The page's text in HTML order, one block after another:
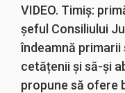
VIDEO. Timiș:
șeful Consiliului
îndeamnă primarii
cetățenii și să-și
propune să ofere